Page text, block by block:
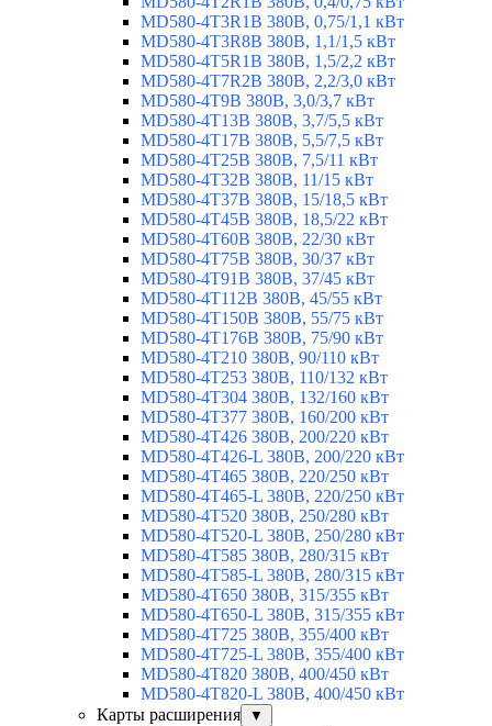
MD580-4T3R1B 380В, 0,75/1,1 кВт
MD580-4T3R8B 380В, 1,1/1,5 кВт
MD580-4T5R1B 380В, 1,5/2,2 кВт
MD580-4T7R2B 380В, 2,2/3,0 кВт
MD580-4T9B 380В, 3,0/3,7 кВт
MD580-4T13B 380В, 3,7/5,5 кВт
MD580-4T17B 380В, 5,5/7,5 кВт
MD580-4T25B 380В, 7,5/11 кВт
MD580-4T32B 380В, 11/15 кВт
MD580-4T37B 380В, 15/18,5 кВт
MD580-4T45B 380В, 18,5/22 кВт
MD580-4T60B 380В, 22/30 кВт
MD580-4T75B 380В, 30/37 кВт
MD580-4T91B 380В, 37/45 кВт
MD580-4T112B 380В, 45/55 кВт
MD580-4T150B 380В, 55/75 кВт
MD580-4T176B 380В, 75/90 кВт
MD580-4T210 380В, 90/110 кВт
MD580-4T253 380В, 110/132 кВт
MD580-4T304 380В, 132/160 кВт
MD580-4T377 380В, 160/200 кВт
MD580-4T426 380В, 200/220 кВт
MD580-4T426-L 380В, 200/220 кВт
MD580-4T465 380В, 220/250 кВт
MD580-4T465-L 380В, 220/250 кВт
MD580-4T520 380В, 250/280 кВт
MD580-4T520-L 380В, 250/280 кВт
MD580-4T585 380В, 280/315 кВт
MD580-4T585-L 380В, 280/315 кВт
MD580-4T650 380В, 315/355 кВт
MD580-4T650-L 380В, 315/355 кВт
MD580-4T725 380В, 355/400 кВт
MD580-4T725-L 380В, 355/400 кВт
MD580-4T820 380В, 400/450 кВт
MD580-4T820-L 380В, 400/450 кВт
Карты расширения
▼